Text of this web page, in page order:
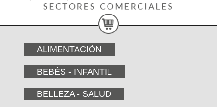
ALIMENTACIÓN
BEBÉS - INFANTIL
BELLEZA - SALUD